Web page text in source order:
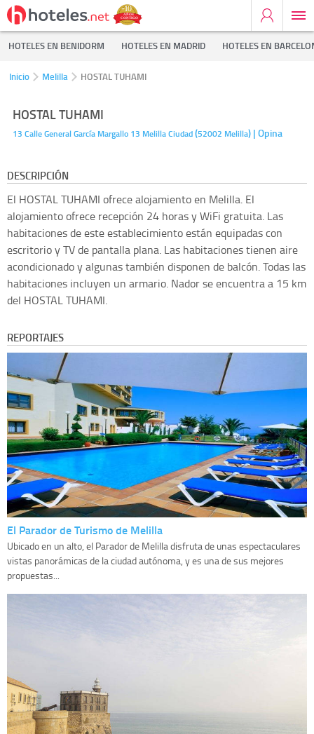
HOTELES EN BENIDORM HOTELES EN MADRID HOTELES EN
Inicio Melilla HOSTAL TUHAMI
HOSTAL TUHAMI
13 Calle General García Margallo 13 Melilla Ciudad(52002 Melilla) | Opina
DESCRIPCIÓN
El HOSTAL TUHAMI ofrece alojamiento en Melilla. El
alojamiento ofrece recepción 24 horas y WiFi gratuita. Las
habitaciones de este establecimiento están equipadas con
escritorio y TV de pantalla plana. Las habitaciones tienen aire
acondicionado y algunas también disponen de balcón. Todas las
habitaciones incluyen un armario. Nador se encuentra a 15 km
del HOSTAL TUHAMI.
REPORTAJES
El Parador de Turismo de Melilla
Ubicado en un alto, el Parador de Melilla disfruta de unas espectaculares
vistas panorámicas de la ciudad autónoma, y es una de sus mejores
propuestas...